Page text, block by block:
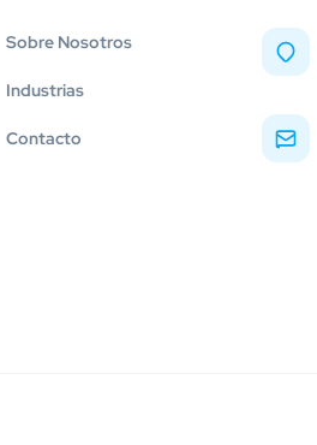
Sobre Nosotros
Industrias
Contacto